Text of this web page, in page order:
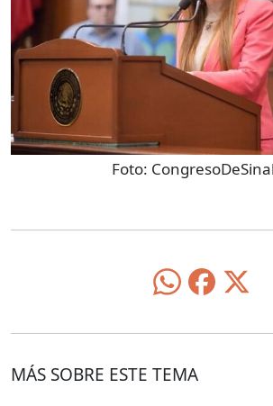
Foto:
MÁS SOBRE ESTE TEMA